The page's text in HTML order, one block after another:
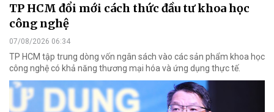
TP HCM đổi mới cách thức đầu tư khoa học
công nghệ
07/08/2026 06:34
TP HCM tập trung dòng vốn ngân sách vào các sản phẩm khoa học
công nghệ có khả năng thương mại hóa và ứng dụng thực tế.